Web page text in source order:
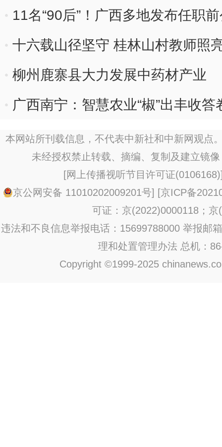
11名“90后”！广西多地发布任职
十六载山径坚守 桂林山村教师照
柳州鹿寨县大力发展中药材产业
广西南宁：智慧农业“椒”出丰收答
本网站所刊载信息，不代表中新社和中新网观点
未经授权禁止转载、摘编、复制及建立镜
[网上传播视听节目许可证(0106168)
京公网安备 11010202009201号] [京ICP备
可证：京(2022)0000118；京
违法和不良信息举报电话：15699788000 举报邮
理和处置管理办法 总机：
Copyright ©1999-2025